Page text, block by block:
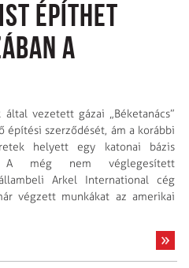
építhet
a
vezetett gázai „Béketanács”
építési szerződését, ám a korábbi
helyett egy katonai bázis
A még nem véglegesített
Arkel International cég
végzett munkákat az amerikai